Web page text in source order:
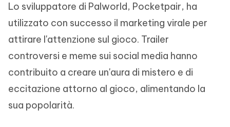
Lo sviluppatore di Palworld, Pocketpair, ha
utilizzato con successo il marketing virale per
attirare l'attenzione sul gioco. Trailer
controversi e meme sui social media hanno
contribuito a creare un'aura di mistero e di
eccitazione attorno al gioco, alimentando la
sua popolarità.